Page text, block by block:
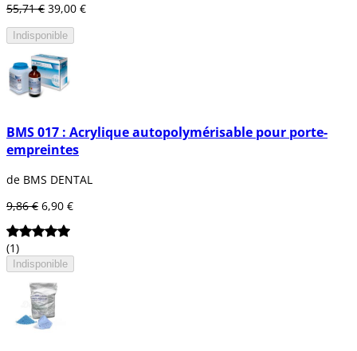
55,71 € 39,00 €
Indisponible
BMS 017 : Acrylique autopolymérisable pour porte-
empreintes
de BMS DENTAL
9,86 € 6,90 €
(1)
Indisponible